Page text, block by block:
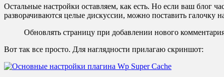
Остальные настройки оставляем, как есть. Но если ваш блог
разворачиваются целые дискуссии, можно поставить галочку
Обновлять страницу при добавлении нового
Вот так все просто. Для наглядности прилагаю скриншот: